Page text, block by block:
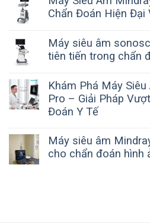
Chẩn Đoán Hiện Đại
Máy siêu âm
tiên tiến trong chẩn
Khám Phá Máy
Pro – Giải Pháp
Đoán Y Tế
Máy siêu âm
cho chẩn đoán hình